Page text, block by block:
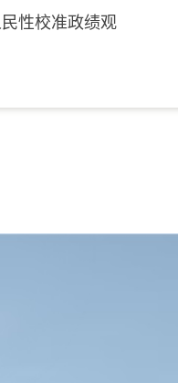
性校准政绩观